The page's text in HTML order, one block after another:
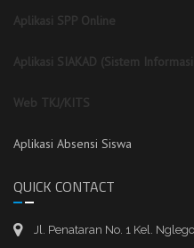
Aplikasi SPP Online
Aplikasi SIAKAD (Sistem
Web TKJ/KITS
Aplikasi Absensi Siswa
QUICK CONTACT
Jl. Penataran No. 1 Kel.